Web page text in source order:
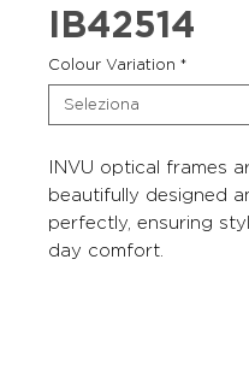
IB42514
Colour Variation *
INVU optical frames
beautifully designed
perfectly, ensuring
day comfort.